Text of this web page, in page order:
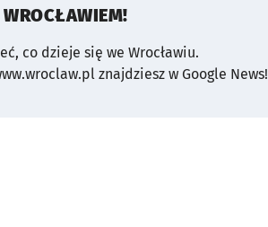
co dzieje się we Wrocławiu.
znajdziesz w Google News!